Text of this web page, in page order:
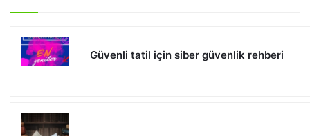
Güvenli tatil için siber güvenlik rehberi